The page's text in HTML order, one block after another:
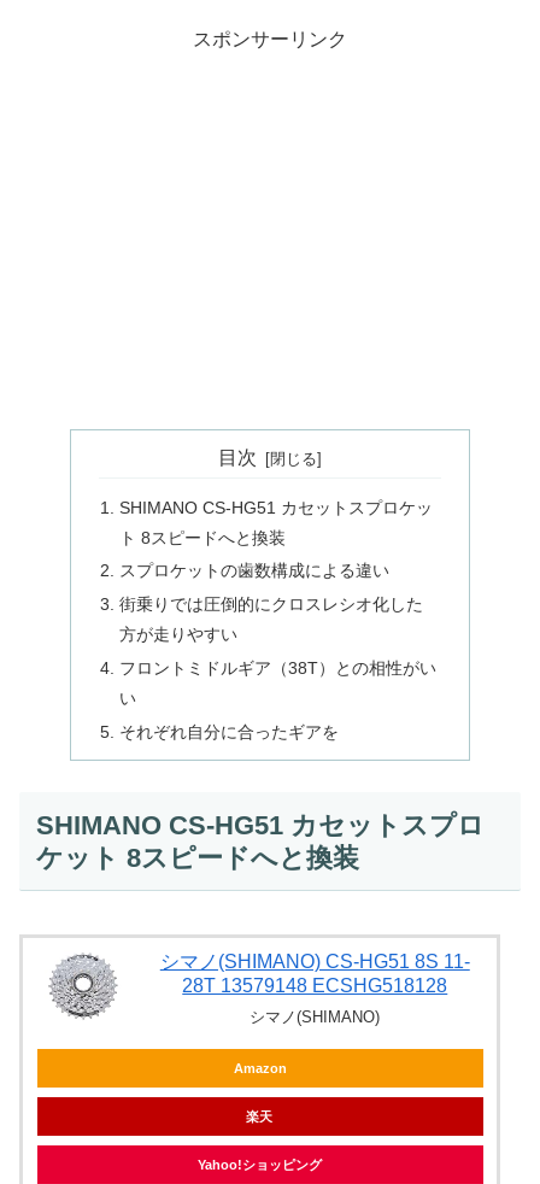
スポンサーリンク
目次
SHIMANO CS-HG51 カセットスプロケッ
ト 8スピードへと換装
スプロケットの歯数構成による違い
街乗りでは圧倒的にクロスレシオ化した
方が走りやすい
フロントミドルギア（38T）との相性がい
い
それぞれ自分に合ったギアを
SHIMANO CS-HG51 カセットスプロ
ケット 8スピードへと換装
シマノ(SHIMANO) CS-HG51 8S 11-
28T 13579148 ECSHG518128
シマノ(SHIMANO)
Amazon
楽天
Yahoo!ショッピング